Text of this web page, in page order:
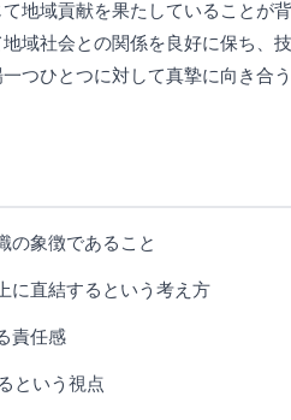
地域貢献を果たしていることが
域社会との関係を良好に保ち、
つひとつに対して真摯に向き合
の象徴であること
に直結するという考え方
責任感
という視点